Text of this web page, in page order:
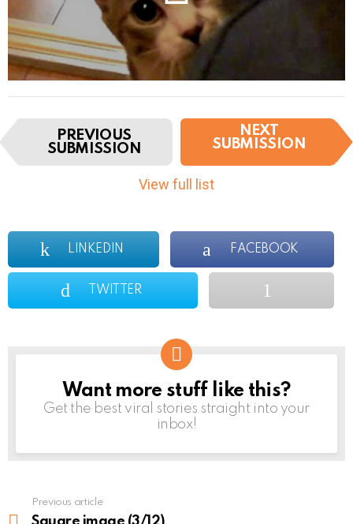
I
e
a
i
PREVIOUS
SUBMISSION
NEXT
SUBMISSION
View full list
LINKEDIN FACEBOOK
TWITTER
NEWSLETTER
Want more stuff like this?
Get the best viral stories straight into your
inbox!
more
Previous article